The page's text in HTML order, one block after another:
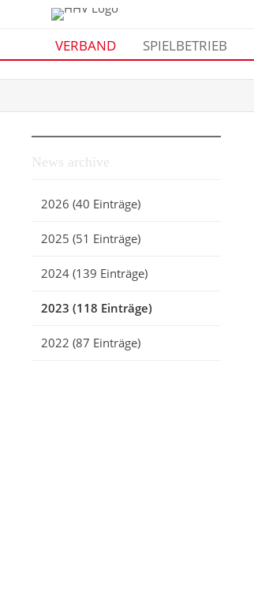
VERBAND SPIELBETRIEB
News archive
2026 (40 Einträge)
2025 (51 Einträge)
2024 (139 Einträge)
2023 (118 Einträge)
2022 (87 Einträge)